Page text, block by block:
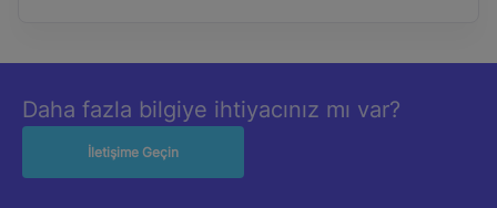
Daha fazla bilgiye ihtiyacınız mı var?
İletişime Geçin